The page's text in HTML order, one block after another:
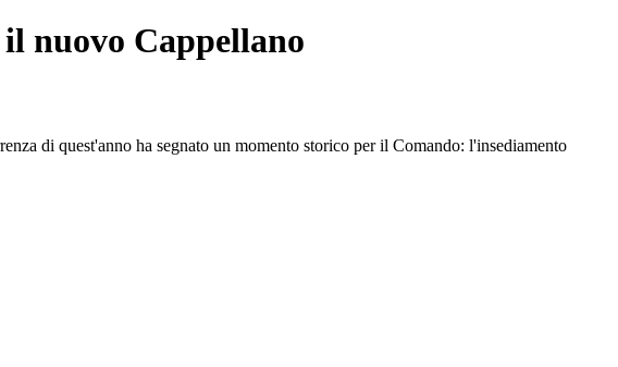
nuovo Cappellano
di quest'anno ha segnato un momento storico per il Comando: l'insediamento